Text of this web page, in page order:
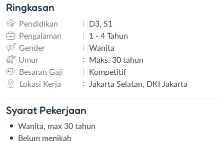
Ringkasan
Pendidikan :
D3, S1
Pengalaman
:
1 - 4 Tahun
Gender
:
Wanita
Umur
:
Maks. 30 tahun
Besaran Gaji
:
Kompetitif
Lokasi Kerja
: Jakarta Selatan, DKI Jakarta
Syarat Pekerjaan
Wanita, max 30 tahun
Belum menikah